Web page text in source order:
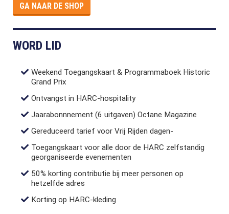
GA NAAR DE SHOP
WORD LID
Weekend Toegangskaart & Programmaboek Historic
Grand Prix
Ontvangst in HARC-hospitality
Jaarabonnnement (6 uitgaven) Octane Magazine
Gereduceerd tarief voor Vrij Rijden dagen-
Toegangskaart voor alle door de HARC zelfstandig
georganiseerde evenementen
50% korting contributie bij meer personen op
hetzelfde adres
Korting op HARC-kleding